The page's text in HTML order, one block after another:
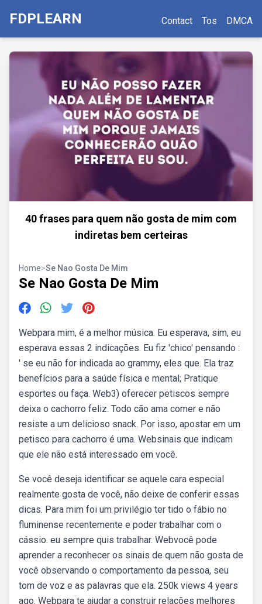
FDPLEARN Contact Tos DMCA
40 frases para quem não gosta de mim com
indiretas bem certeiras
Home>Se Nao Gosta De Mim
Se Nao Gosta De Mim
Webpara mim, é a melhor música. Eu esperava, sim, eu
esperava essas 2 indicações. Eu fiz 'chico' pensando :
' se eu não for indicada ao grammy, eles que. Ela traz
benefícios para a saúde física e mental; Pratique
esportes ou faça. Web3) oferecer petiscos sempre
deixa o cachorro feliz. Todo cão ama comer e não
resiste a um delicioso snack. Por isso, apostar em um
petisco para cachorro é uma. Websinais que indicam
que ele não está interessado em você.
Se você deseja identificar se aquele cara especial
realmente gosta de você, não deixe de conferir essas
dicas. Para mim foi um privilégio ter tido o fábio no
fluminense recentemente e poder trabalhar com o
cássio. eu sempre quis trabalhar. Webvocê pode
aprender a reconhecer os sinais de quem não gosta de
você observando o comportamento da pessoa, seu
tom de voz e as palavras que ela. 250k views 4 years
ago. Webpara te ajudar a construir relações melhores